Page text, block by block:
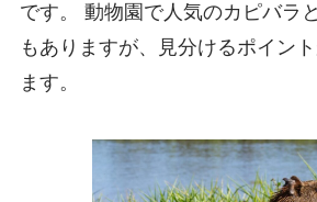
です。 動物園で人気のカピバラ
もありますが、見分けるポイン
ます。